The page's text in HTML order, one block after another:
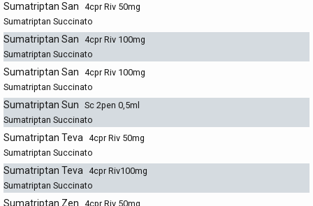
Sumatriptan San 4cpr Riv 50mg
Sumatriptan Succinato
Sumatriptan San 4cpr Riv 100mg
Sumatriptan Succinato
Sumatriptan San 4cpr Riv 100mg
Sumatriptan Succinato
Sumatriptan Sun Sc 2pen 0,5ml
Sumatriptan Succinato
Sumatriptan Teva 4cpr Riv 50mg
Sumatriptan Succinato
Sumatriptan Teva 4cpr Riv100mg
Sumatriptan Succinato
Sumatriptan Zen 4cpr Riv 50mg